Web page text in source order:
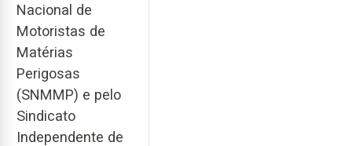
Nacional de
Motoristas de
Matérias
Perigosas
(SNMMP) e pelo
Sindicato
Independente de